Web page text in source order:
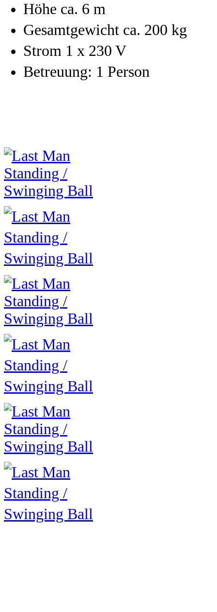
Höhe ca. 6 m
Gesamtgewicht ca. 200 kg
Strom 1 x 230 V
Betreuung: 1 Person